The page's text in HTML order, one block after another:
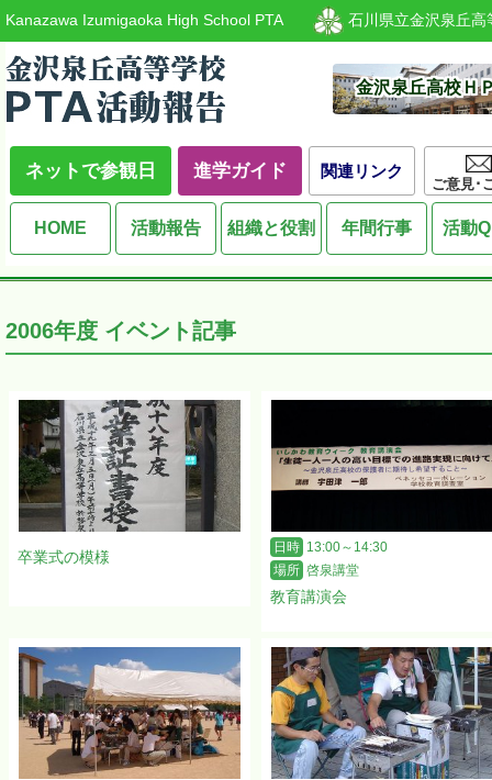
Kanazawa Izumigaoka High School PTA 石川県立金沢泉丘高
金沢泉丘高校Ｈ
ネットで参観日 進学ガイド 関連リンク
ご意見･
HOME 活動報告 組織と役割 年間行事 活動
2006年度 イベント記事
卒業式の模様
日時 13:00～14:30
場所 啓泉講堂
教育講演会